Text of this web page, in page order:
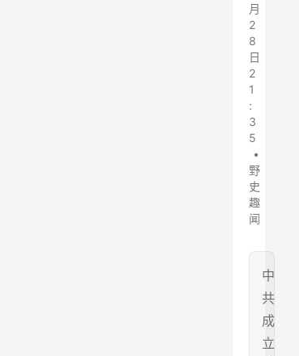
月
2
8
日
2
1
:
3
5
•
野
史
趣
闻
中
共
成
立